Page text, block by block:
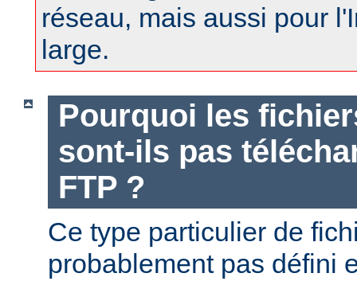
réseau, mais aussi pour
large.
Pourquoi les
sont-ils pas
FTP ?
Ce type particulier de
probablement pas défini